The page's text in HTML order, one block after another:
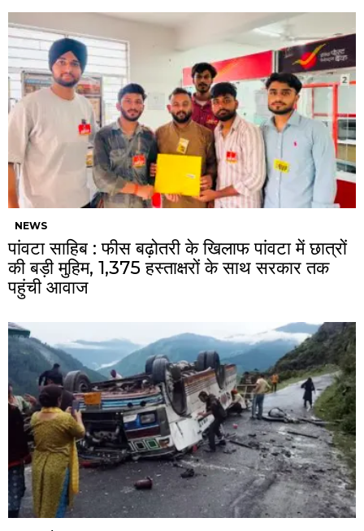
NEWS
पांवटा साहिब : फीस बढ़ोतरी के खिलाफ पांवटा में छात्रों
की बड़ी मुहिम, 1,375 हस्ताक्षरों के साथ सरकार तक
पहुंची आवाज